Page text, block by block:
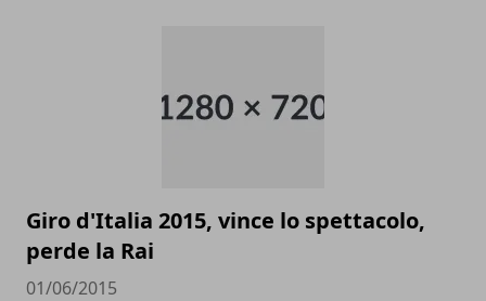
Giro d'Italia 2015, vince lo spettacolo,
perde la Rai
01/06/2015